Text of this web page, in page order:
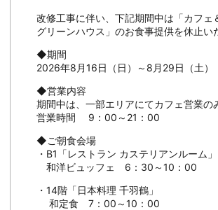
改修工事に伴い、下記期間中は「カフェ
グリーンハウス」のお食事提供を休止い
◆期間
2026年8月16日（日）～8月29日（土）
◆営業内容
期間中は、一部エリアにてカフェ営業の
営業時間 9：00～21：00
◆ご朝食会場
・B1「レストラン カステリアンルーム」
和洋ビュッフェ 6：30～10：00
・14階「日本料理 千羽鶴」
和定食 7：00～10：00